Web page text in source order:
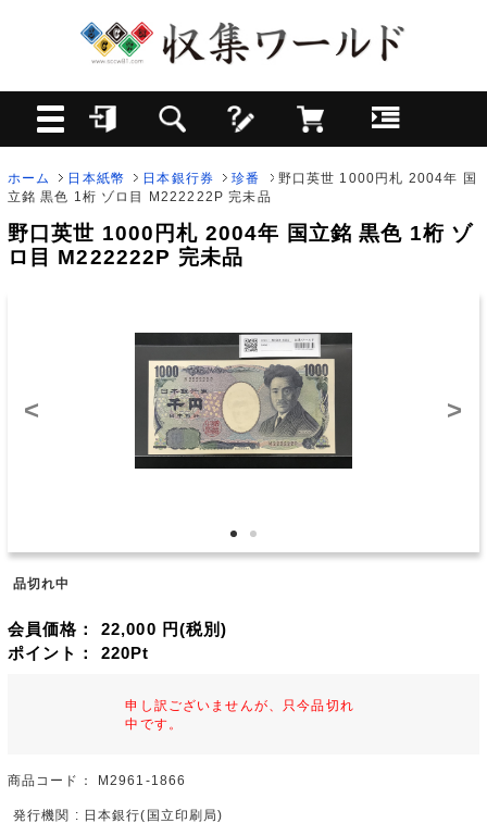
ホーム 日本紙幣 日本銀行券 珍番
野口英世 1000円札 2004年 国
立銘 黒色 1桁 ゾロ目 M222222P 完未品
野口英世 1000円札 2004年 国立銘 黒色 1桁 ゾ
ロ目 M222222P 完未品
< >
品切れ中
会員価格： 22,000 円(税別)
ポイント： 220Pt
申し訳ございませんが、只今品切れ
中です。
商品コード： M2961-1866
発行機関 : 日本銀行(国立印刷局)